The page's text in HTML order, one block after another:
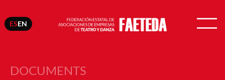
ESEN
DOCUMENTS